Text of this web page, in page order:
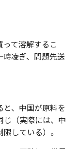
て溶解するこ
時凌ぎ、問題先送
、中国が原料を
じ（実際には、中
している）。